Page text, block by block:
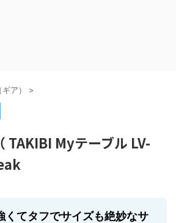
ア） >
TAKIBI Myテーブル LV-
くてタフでサイズも絶妙なサ